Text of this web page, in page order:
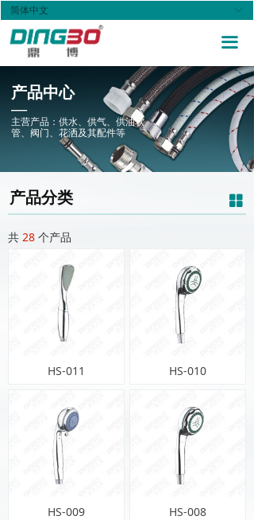
끀
首页
关于我们
产品中心
新闻资讯
Tel: 0577-56769999
Tel: 0577-5676995
E-mail: dingbo@dingbo.cn
ꀅ
简体中文
产品中心
—
主营产品：供水、供气、供油软
管、阀门、花洒及其配件等
넒
产品分类
共 28 个产品
HS-011 HS-010
HS-009 HS-008